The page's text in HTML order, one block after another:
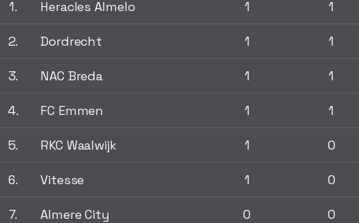
1. Heracles Almelo 1 1
2. Dordrecht 1 1
3. NAC Breda 1 1
4. FC Emmen 1 1
5. RKC Waalwijk 1 0
6. Vitesse 1 0
7. Almere City 0 0